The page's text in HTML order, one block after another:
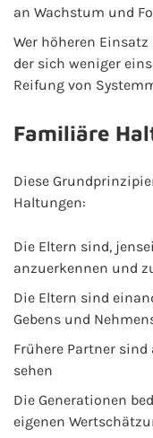
an Wachstum und
Wer höheren
der sich weniger
Reifung von
Familiäre
Diese
Haltungen:
Die Eltern sind,
anzuerkennen und
Die Eltern sind
Gebens und
Frühere Partner
sehen
Die Generationen
eigenen